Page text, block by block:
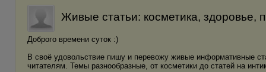
Живые статьи: косметика, здоровье,
Доброго времени суток :)
В своё удовольствие пишу и перевожу живые информативные
читателям. Темы разнообразные, от косметики до статей на